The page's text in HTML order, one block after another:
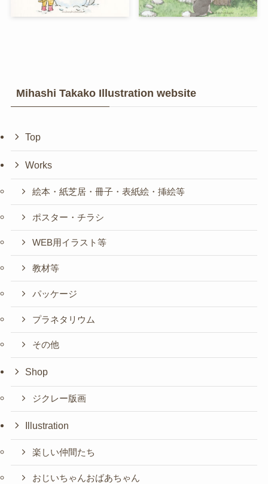
Mihashi Takako Illustration website
Top
Works
絵本・紙芝居・冊子・表紙絵・挿絵等
ポスター・チラシ
WEB用イラスト等
教材等
パッケージ
プラネタリウム
その他
Shop
ジクレー版画
Illustration
楽しい仲間たち
おじいちゃんおばあちゃん